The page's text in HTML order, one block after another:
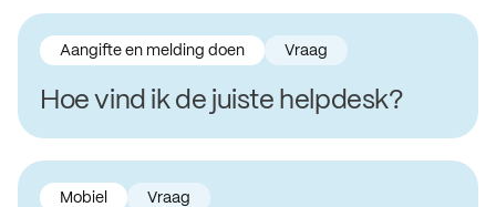
Hoe vind ik de juiste helpdesk?
Aangifte en melding doen Vraag
Mobiel Vraag